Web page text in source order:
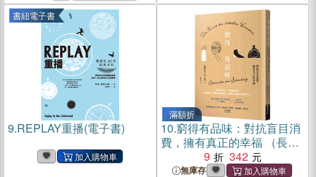
書紐電子書
9.REPLAY重播(電子書)
滿額折
10.窮得有品味：對抗盲目消
費，擁有真正的幸福 （長銷
9 342
無庫存